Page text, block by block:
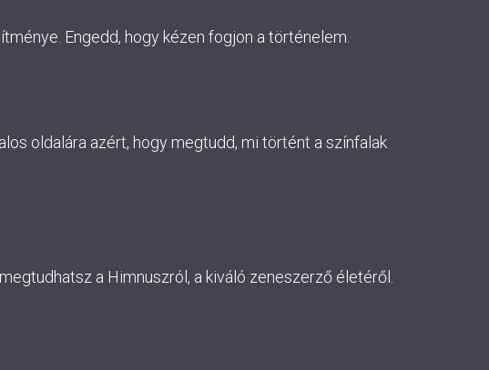
Engedd, hogy kézen fogjon a történelem.
oldalára azért, hogy megtudd, mi történt a színfalak
a Himnuszról, a kiváló zeneszerző életéről.